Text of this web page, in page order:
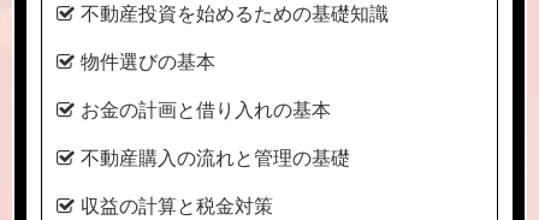
不動産投資を始めるための基礎知識
物件選びの基本
お金の計画と借り入れの基本
不動産購入の流れと管理の基礎
収益の計算と税金対策